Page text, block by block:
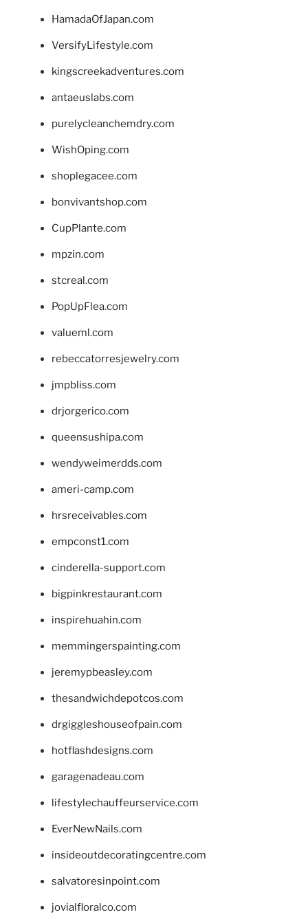
HamadaOfJapan.com
VersifyLifestyle.com
kingscreekadventures.com
antaeuslabs.com
purelycleanchemdry.com
WishOping.com
shoplegacee.com
bonvivantshop.com
CupPlante.com
mpzin.com
stcreal.com
PopUpFlea.com
valueml.com
rebeccatorresjewelry.com
jmpbliss.com
drjorgerico.com
queensushipa.com
wendyweimerdds.com
ameri-camp.com
hrsreceivables.com
empconst1.com
cinderella-support.com
bigpinkrestaurant.com
inspirehuahin.com
memmingerspainting.com
jeremypbeasley.com
thesandwichdepotcos.com
drgiggleshouseofpain.com
hotflashdesigns.com
garagenadeau.com
lifestylechauffeurservice.com
EverNewNails.com
insideoutdecoratingcentre.com
salvatoresinpoint.com
jovialfloralco.com